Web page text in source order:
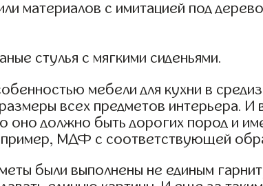
материалов с имитацией под
стулья с мягкими сиденьями.
мебели для кухни в
всех предметов интерьера.
оно должно быть дорогих пород и
МДФ с соответствующей
были выполнены не единым